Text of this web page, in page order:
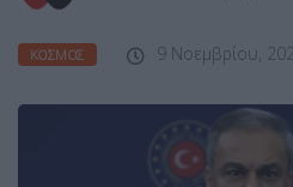
ΚΌΣΜΟΣ 9 Νοεμβρίου,